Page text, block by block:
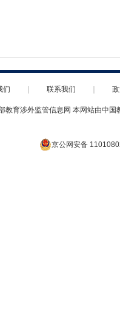
们 联系我们
教育涉外监管信息网 本网站由中
京公网安备